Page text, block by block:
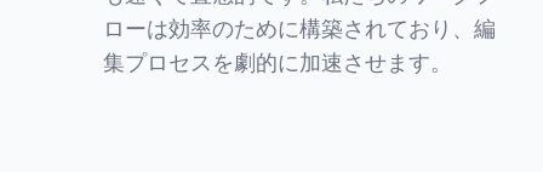
ローは効率のために構築されており、編
集プロセスを劇的に加速させます。